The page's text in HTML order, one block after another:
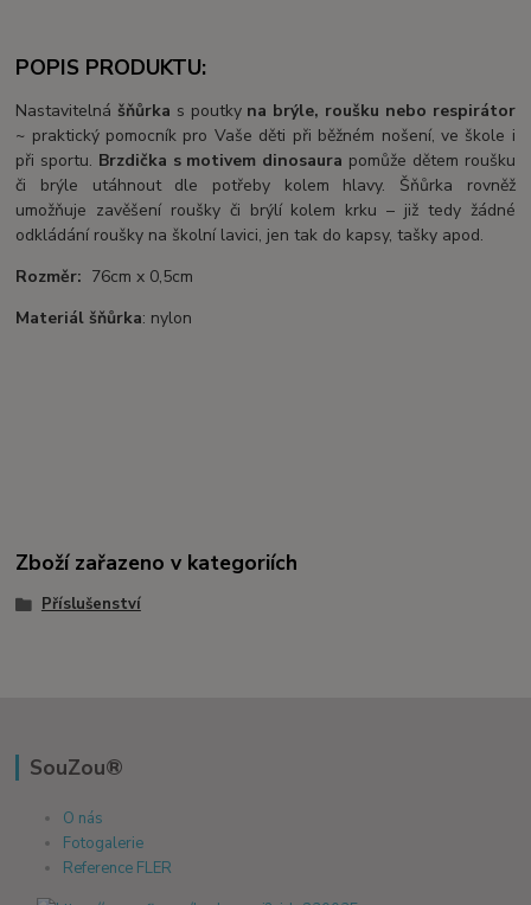
POPIS PRODUKTU:
Nastavitelná šňůrka s poutkyna brýle, roušku nebo respirátor
~ praktický pomocník pro Vaše děti při běžném nošení, ve škole i
při sportu. Brzdička s motivem dinosaura pomůže dětem roušku
či brýle utáhnout dle potřeby kolem hlavy. Šňůrka rovněž
umožňuje zavěšení roušky či brýlí kolem krku – již tedy žádné
odkládání roušky na školní lavici, jen tak do kapsy, tašky apod.
Rozměr: 76cm x 0,5cm
Materiál šňůrka: nylon
Zboží zařazeno v kategoriích
Příslušenství
SouZou®
O nás
Fotogalerie
Reference FLER